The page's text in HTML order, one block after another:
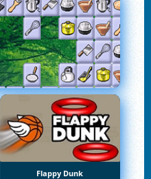
Flappy Dunk